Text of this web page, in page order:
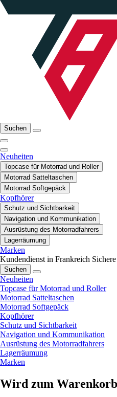
Suchen
Neuheiten
Topcase für Motorrad und Roller
Motorrad Satteltaschen
Motorrad Softgepäck
Kopfhörer
Schutz und Sichtbarkeit
Navigation und Kommunikation
Ausrüstung des Motorradfahrers
Lagerräumung
Marken
Kundendienst in Frankreich
Suchen
Neuheiten
Topcase für Motorrad und Roller
Motorrad Satteltaschen
Motorrad Softgepäck
Kopfhörer
Schutz und Sichtbarkeit
Navigation und Kommunikation
Ausrüstung des Motorradfahrers
Lagerräumung
Marken
Wird zum